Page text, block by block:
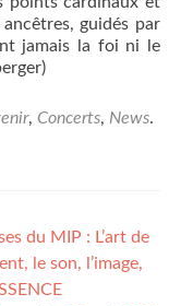
guidés par
jamais la foi ni le
, Concerts, News.
du MIP : L’art de
le son, l’image,